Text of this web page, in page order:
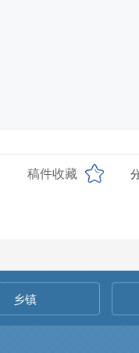
稿件收藏
乡镇